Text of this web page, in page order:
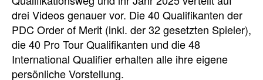
drei Videos genauer vor. Die 40 Qualifikanten der
PDC Order of Merit (inkl. der 32 gesetzten Spieler),
die 40 Pro Tour Qualifikanten und die 48
International Qualifier erhalten alle ihre eigene
persönliche Vorstellung.